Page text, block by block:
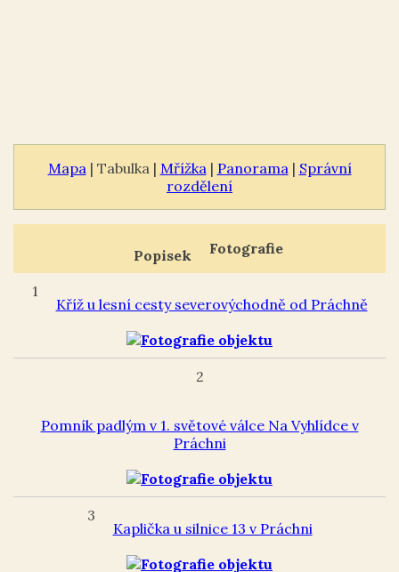
Mapa | Tabulka | Mřížka | Panorama | Správní
rozdělení
Popisek Fotografie
1
Kříž u lesní cesty severovýchodně od Práchně
2
Pomník padlým v 1. světové válce Na Vyhlídce v
Práchni
3
Kaplička u silnice 13 v Práchni